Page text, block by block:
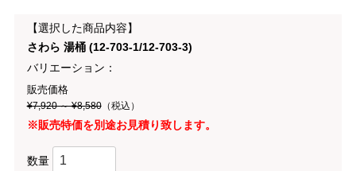
【選択した商品内容】
さわら 湯桶 (12-703-1/12-703-3)
バリエーション：
販売価格
¥7,920 ～ ¥8,580（税込）
※販売特価を別途お見積り致します。
数量